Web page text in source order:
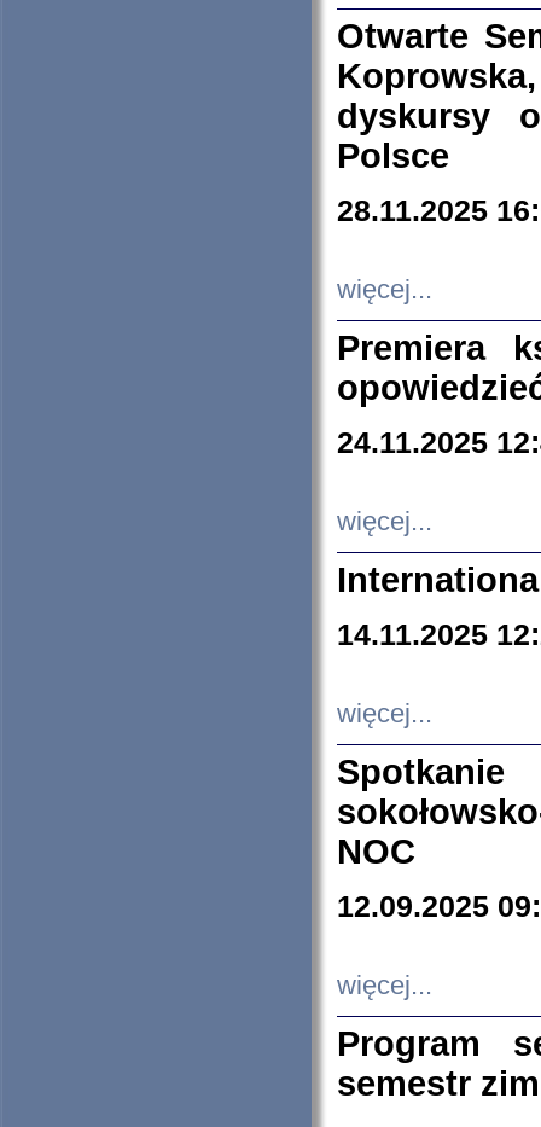
Otwarte
dyskursy
Polsce
28.11.2025
więcej...
Premiera
24.11.2025
więcej...
14.11.2025
więcej...
NOC
12.09.2025
więcej...
Program
semestr